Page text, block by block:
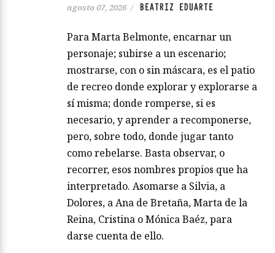
agosto 07, 2026 / BEATRIZ EDUARTE
Para Marta Belmonte, encarnar un
personaje; subirse a un escenario;
mostrarse, con o sin máscara, es el patio
de recreo donde explorar y explorarse a
sí misma; donde romperse, si es
necesario, y aprender a recomponerse,
pero, sobre todo, donde jugar tanto
como rebelarse. Basta observar, o
recorrer, esos nombres propios que ha
interpretado. Asomarse a Silvia, a
Dolores, a Ana de Bretaña, Marta de la
Reina, Cristina o Mónica Baéz, para
darse cuenta de ello.